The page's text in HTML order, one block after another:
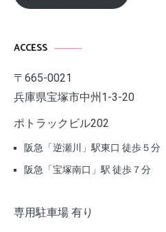
ACCESS
〒665-0021
兵庫県宝塚市中州1-3-20
ポトラックビル202
阪急「逆瀬川」駅東口 徒歩５分
阪急「宝塚南口」駅 徒歩７分
専用駐車場 有り